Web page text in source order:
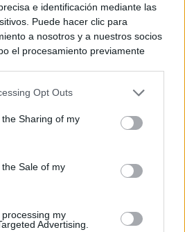
e identificación mediante las
Puede hacer clic para
a nosotros y a nuestros socios
el procesamiento previamente
Tenga en cuenta que algún
usted tiene el derecho de
Sus preferencias se aplicarán
de nuevo en este sitio web o
de privacidad.
Opt Outs
Sharing of my
Sale of my
my
Advertising.